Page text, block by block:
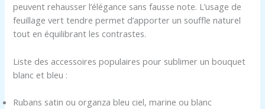
peuvent rehausser l’élégance sans fausse note. L’usage de
feuillage vert tendre permet d’apporter un souffle naturel
tout en équilibrant les contrastes.
Liste des accessoires populaires pour sublimer un bouquet
blanc et bleu :
Rubans satin ou organza bleu ciel, marine ou blanc